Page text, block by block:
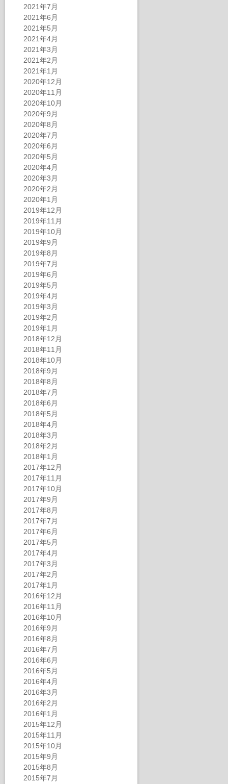
2021年7月
2021年6月
2021年5月
2021年4月
2021年3月
2021年2月
2021年1月
2020年12月
2020年11月
2020年10月
2020年9月
2020年8月
2020年7月
2020年6月
2020年5月
2020年4月
2020年3月
2020年2月
2020年1月
2019年12月
2019年11月
2019年10月
2019年9月
2019年8月
2019年7月
2019年6月
2019年5月
2019年4月
2019年3月
2019年2月
2019年1月
2018年12月
2018年11月
2018年10月
2018年9月
2018年8月
2018年7月
2018年6月
2018年5月
2018年4月
2018年3月
2018年2月
2018年1月
2017年12月
2017年11月
2017年10月
2017年9月
2017年8月
2017年7月
2017年6月
2017年5月
2017年4月
2017年3月
2017年2月
2017年1月
2016年12月
2016年11月
2016年10月
2016年9月
2016年8月
2016年7月
2016年6月
2016年5月
2016年4月
2016年3月
2016年2月
2016年1月
2015年12月
2015年11月
2015年10月
2015年9月
2015年8月
2015年7月